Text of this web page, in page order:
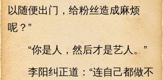
以随便出门，给粉丝造成麻烦
呢？”
“你是人，然后才是艺人。”
李阳纠正道：“连自己都做不